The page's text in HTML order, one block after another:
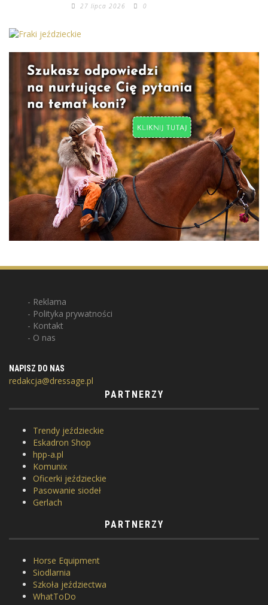
27 lipca 2026 0
Reklama
Polityka prywatności
Kontakt
O nas
NAPISZ DO NAS
redakcja@dressage.pl
PARTNERZY
Trendy jeździeckie
Eskadron Shop
hpp-a.pl
Komunix
Oficerki jeździeckie
Pasowanie siodeł
Gerlach
PARTNERZY
Horse Equipment
Siodlarnia
Szkoła jeździectwa
WhatToDo